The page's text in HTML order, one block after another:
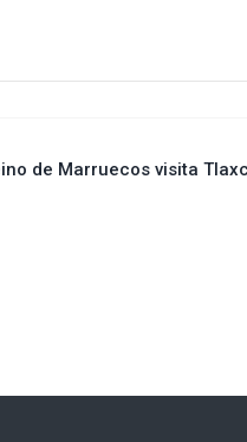
de Marruecos visita